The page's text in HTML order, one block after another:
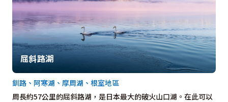
屈斜路湖
周長約57公里的屈斜路湖，是日本最大的破火山口湖。在此可以
釧路、阿寒湖、摩周湖、根室地區